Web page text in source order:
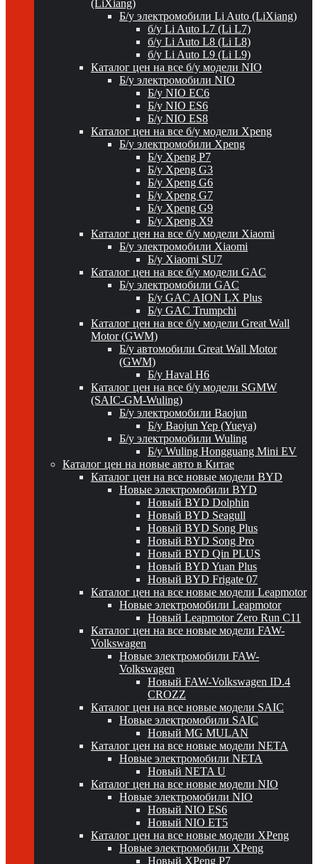
(LiXiang)
Б/у электромобили Li Auto (LiXiang)
б/у Li Auto L7 (Li L7)
б/у Li Auto L8 (Li L8)
б/у Li Auto L9 (Li L9)
Каталог цен на все б/у модели NIO
Б/у электромобили NIO
Б/у NIO EC6
Б/у NIO ES6
Б/у NIO ES8
Каталог цен на все б/у модели Xpeng
Б/у электромобили Xpeng
Б/у Xpeng P7
Б/у Xpeng G3
Б/у Xpeng G6
Б/у Xpeng G7
Б/у Xpeng G9
Б/у Xpeng X9
Каталог цен на все б/у модели Xiaomi
Б/у электромобили Xiaomi
Б/у Xiaomi SU7
Каталог цен на все б/у модели GAC
Б/у электромобили GAC
Б/у GAC AION LX Plus
Б/у GAC Trumpchi
Каталог цен на все б/у модели Great Wall
Motor (GWM)
Б/у автомобили Great Wall Motor
(GWM)
Б/у Haval H6
Каталог цен на все б/у модели SGMW
(SAIC-GM-Wuling)
Б/у электромобили Baojun
Б/у Baojun Yep (Yueya)
Б/у электромобили Wuling
Б/у Wuling Hongguang Mini EV
Каталог цен на новые авто в Китае
Каталог цен на все новые модели BYD
Новые электромобили BYD
Новый BYD Dolphin
Новый BYD Seagull
Новый BYD Song Plus
Новый BYD Song Pro
Новый BYD Qin PLUS
Новый BYD Yuan Plus
Новый BYD Frigate 07
Каталог цен на все новые модели Leapmotor
Новые электромобили Leapmotor
Новый Leapmotor Zero Run C11
Каталог цен на все новые модели FAW-
Volkswagen
Новые электромобили FAW-
Volkswagen
Новый FAW-Volkswagen ID.4
CROZZ
Каталог цен на все новые модели SAIC
Новые электромобили SAIC
Новый MG MULAN
Каталог цен на все новые модели NETA
Новые электромобили NETA
Новый NETA U
Каталог цен на все новые модели NIO
Новые электромобили NIO
Новый NIO ES6
Новый NIO ET5
Каталог цен на все новые модели XPeng
Новые электромобили XPeng
Новый XPeng P7